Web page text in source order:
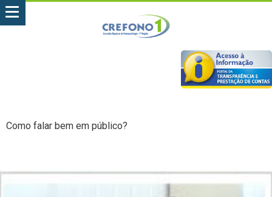
Como falar bem em público?